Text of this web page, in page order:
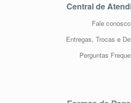
Central de
Fale conosco
Entregas, Trocas e
Perguntas